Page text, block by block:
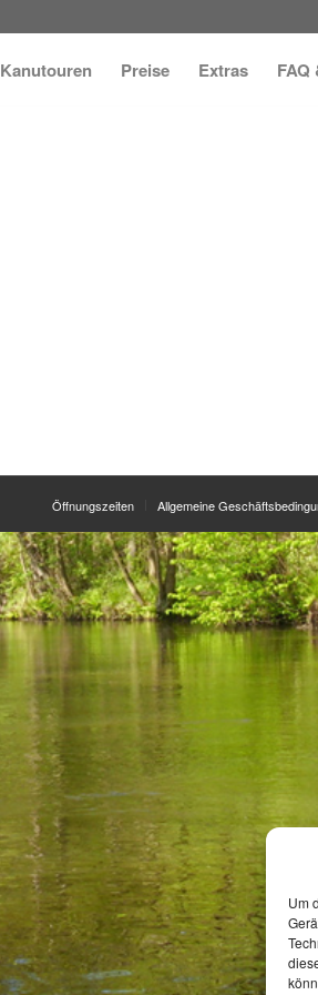
Um
Kanutouren Preise Extras FAQ
Öffnungszeiten Allgemeine